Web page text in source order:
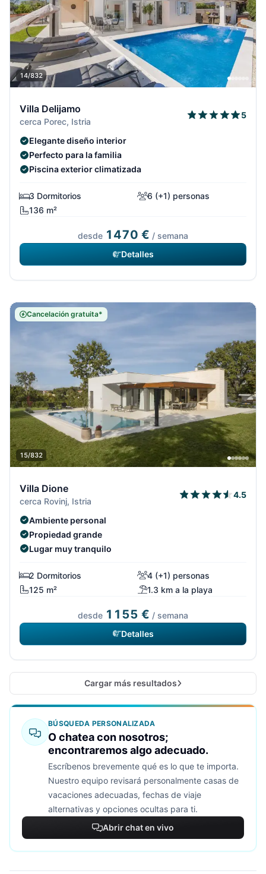
14/832
Villa Delijamo
cerca Porec, Istria
5
Elegante diseño interior
Perfecto para la familia
Piscina exterior climatizada
3 Dormitorios
6 (+1) personas
136 m²
desde 1470 € / semana
Detalles
Cancelación gratuita*
15/832
Villa Dione
cerca Rovinj, Istria
4.5
Ambiente personal
Propiedad grande
Lugar muy tranquilo
2 Dormitorios
4 (+1) personas
125 m²
1.3 km a la playa
desde 1155 € / semana
Detalles
Cargar más resultados
BÚSQUEDA PERSONALIZADA
O chatea con nosotros;
encontraremos algo adecuado.
Escríbenos brevemente qué es lo que te importa.
Nuestro equipo revisará personalmente casas de
vacaciones adecuadas, fechas de viaje
alternativas y opciones ocultas para ti.
Abrir chat en vivo